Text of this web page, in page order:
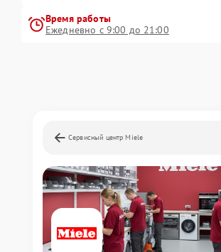
Время работы
Ежедневно с 9:00 до 21:00
Сервисный центр Miele